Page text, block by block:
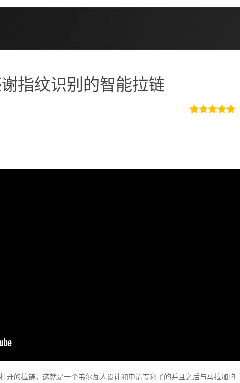
指纹识别的智能拉链
开的拉链。这就是一个韦尔瓦人设计和申请专利了的并且之后与马拉加的